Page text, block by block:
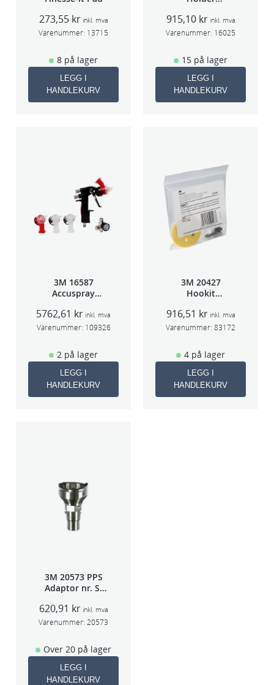
273,55 kr inkl. mva
Varenummer: 13715
8 på lager
LEGG I
HANDLEKURV
915,10 kr inkl. mva
Varenummer: 16025
15 på lager
LEGG I
HANDLEKURV
3M 16587
Accuspray
HGP
5762,61 kr inkl. mva
Varenummer: 109326
2 på lager
LEGG I
HANDLEKURV
3M 20427
Hookit
50663
916,51 kr inkl. mva
Varenummer: 83172
4 på lager
LEGG I
HANDLEKURV
3M 20573 PPS
Adaptor nr. S-
620,91 kr inkl. mva
Varenummer: 20573
Over 20 på lager
LEGG I
HANDLEKURV